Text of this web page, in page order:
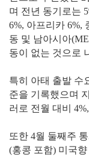
며 전년 동기로는
6%, 아프리카 6%,
동 및 남아시아
동이 없는 것으로
특히 아태 출발 수
준을 기록했으며
러로 전월 대비
또한 4월 둘째주
(홍콩 포함) 미국